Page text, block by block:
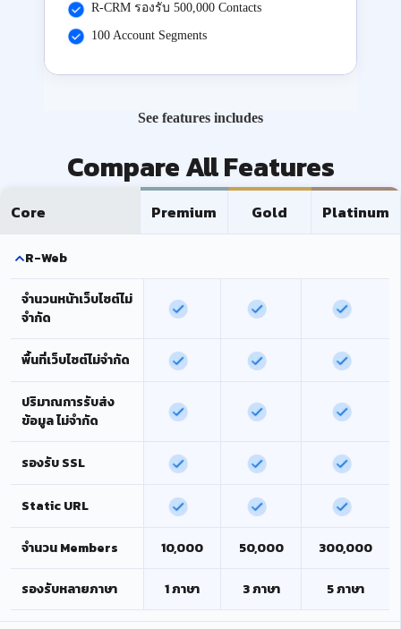
R-CRM รองรับ 500,000 Contacts
100 Account Segments
See features includes
Compare All Features
Core Premium Gold Platinum
R-Web
จำนวนหน้าเว็บไซต์ไม่
จำกัด
พื้นที่เว็บไซต์ไม่จำกัด
ปริมาณการรับส่ง
ข้อมูล ไม่จำกัด
รองรับ SSL
Static URL
จำนวน Members 10,000 50,000 300,000
รองรับหลายภาษา 1 ภาษา 3 ภาษา 5 ภาษา